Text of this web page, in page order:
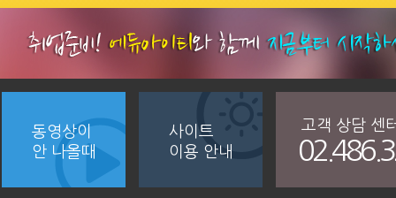
동영상이
안 나올때
사이트
이용 안내
고객 상담 센